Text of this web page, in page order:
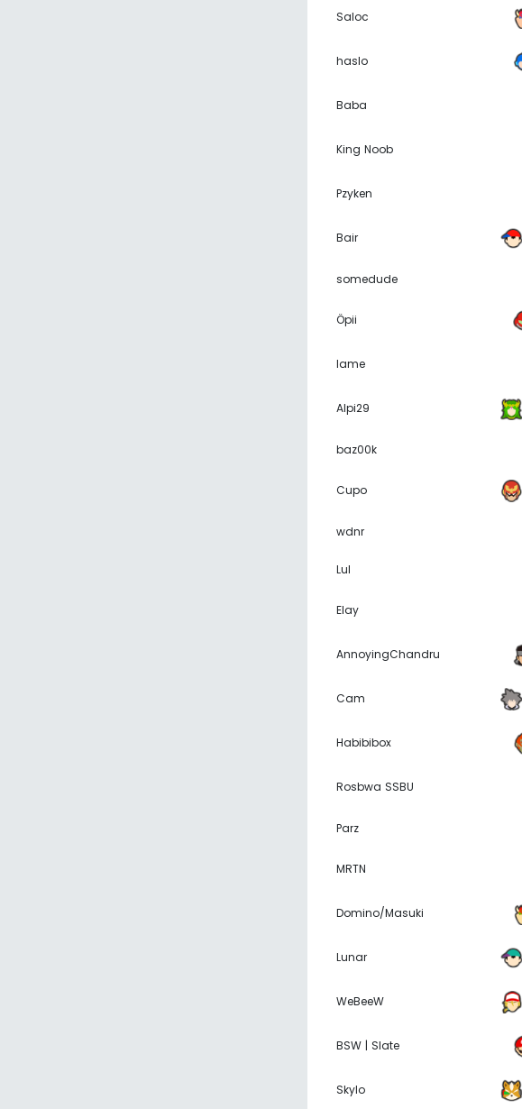
Saloc
haslo
Baba
King Noob
Pzyken
Bair
somedude
Öpii
lame
Alpi29
baz00k
Cupo
wdnr
Lul
Elay
AnnoyingChandru
Cam
Habibibox
Rosbwa SSBU
Parz
MRTN
Domino/Masuki
Lunar
WeBeeW
BSW | Slate
Skylo